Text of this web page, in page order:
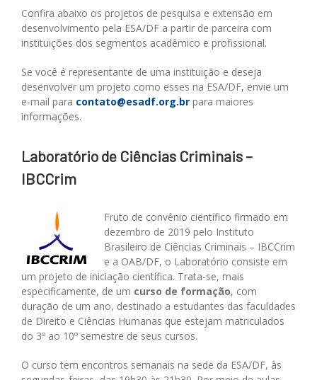
Confira abaixo os projetos de pesquisa e extensão em
desenvolvimento pela ESA/DF a partir de parceira com
instituições dos segmentos acadêmico e profissional.
Se você é representante de uma instituição e deseja
desenvolver um projeto como esses na ESA/DF, envie um
e-mail para contato@esadf.org.br para maiores
informações.
Laboratório de Ciências Criminais –
IBCCrim
Fruto de convênio científico firmado em
dezembro de 2019 pelo Instituto
Brasileiro de Ciências Criminais – IBCCrim
e a OAB/DF, o Laboratório consiste em
um projeto de iniciação científica. Trata-se, mais
especificamente, de um curso de formação, com
duração de um ano, destinado a estudantes das faculdades
de Direito e Ciências Humanas que estejam matriculados
do 3º ao 10º semestre de seus cursos.
O curso tem encontros semanais na sede da ESA/DF, às